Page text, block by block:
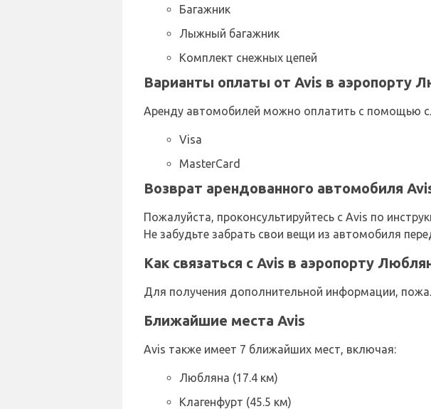
Багажник
Лыжный багажник
Комплект снежных цепей
Варианты оплаты от Avis в аэропорту
Аренду автомобилей можно оплатить с помощью
Visa
MasterCard
Возврат арендованного автомобиля
Пожалуйста, проконсультируйтесь с Avis по
Не забудьте забрать свои вещи из автомобиля
Как связаться с Avis в аэропорту
Для получения дополнительной информации,
Ближайшие места Avis
Avis также имеет 7 ближайших мест, включая:
Любляна (17.4 км)
Клагенфурт (45.5 км)